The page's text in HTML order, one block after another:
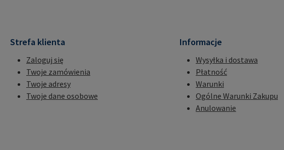
Strefa klienta
Zaloguj się
Twoje zamówienia
Twoje adresy
Twoje dane osobowe
Informacje
Wysyłka i dostawa
Płatność
Warunki
Ogólne Warunki Zakupu
Anulowanie